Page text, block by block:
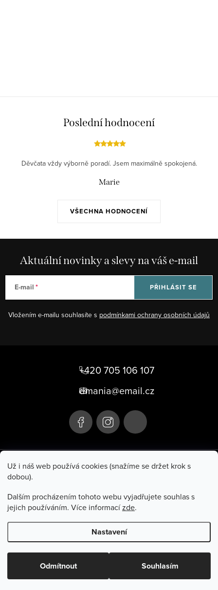
Už i náš web používá cookies (snažíme se držet krok s
dobou).
Dalším procházením tohoto webu vyjadřujete souhlas s
jejich používáním. Více informacízde.
Nastavení
Odmítnout Souhlasím
Poslední hodnocení
VŠECHNA HODNOCENÍ
Děvčata vždy výborně poradí. Jsem maximálně spokojená.
Marie
Aktuální novinky a slevy na váš e-mail
E-mail
Vložením e-mailu souhlasíte s podmínkami ochrany osobních údajů
PŘIHLÁSIT SE
+420 705 106 107
dmania@email.cz
+420 705 106 107
Informace pro vás
Copyright 2026Dmania. Všechna práva vyhrazena.